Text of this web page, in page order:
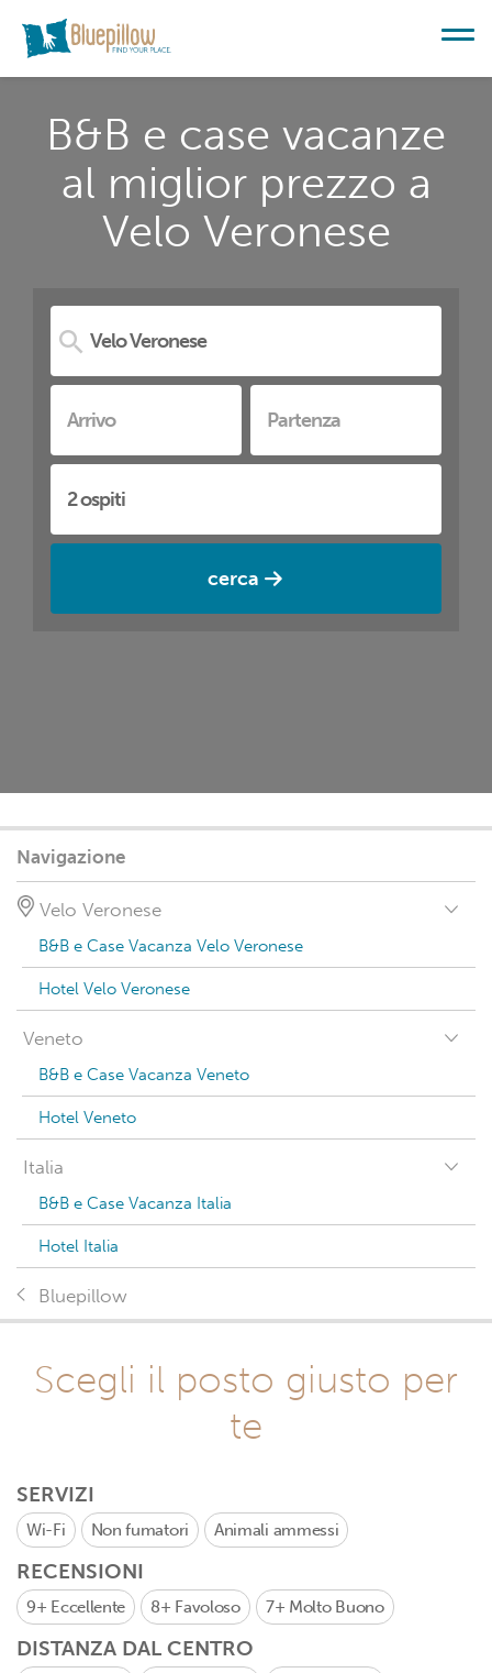
B&B e case vacanze
al miglior prezzo a
Velo Veronese
cerca
Navigazione
Velo Veronese
B&B e Case Vacanza Velo Veronese
Hotel Velo Veronese
Veneto
B&B e Case Vacanza Veneto
Hotel Veneto
Italia
B&B e Case Vacanza Italia
Hotel Italia
Bluepillow
Scegli il posto giusto per
te
SERVIZI
Wi-Fi Non fumatori Animali ammessi
RECENSIONI
9+ Eccellente 8+ Favoloso 7+ Molto Buono
DISTANZA DAL CENTRO